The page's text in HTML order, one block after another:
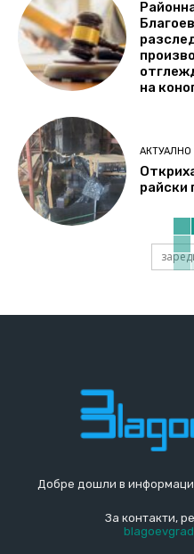
на
АКТУАЛНО
райски
Добре дошли в
За контакти,